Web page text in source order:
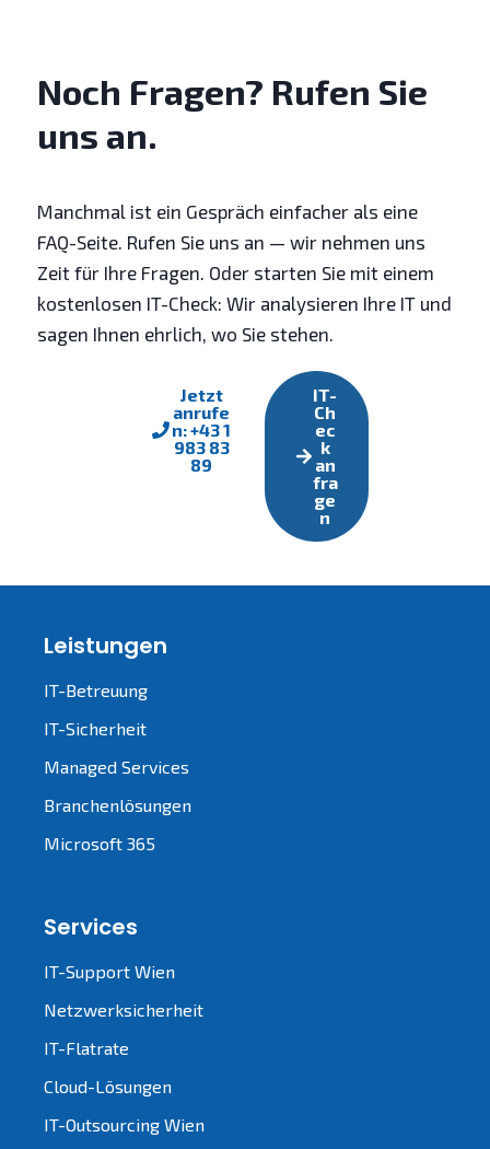
Noch Fragen? Rufen Sie
uns an.
Manchmal ist ein Gespräch einfacher als eine
FAQ-Seite. Rufen Sie uns an — wir nehmen uns
Zeit für Ihre Fragen. Oder starten Sie mit einem
kostenlosen IT-Check: Wir analysieren Ihre IT und
sagen Ihnen ehrlich, wo Sie stehen.
Jetzt
anrufe
n: +43 1
983 83
89
IT-
Ch
ec
k
an
fra
ge
n
Leistungen
IT-Betreuung
IT-Sicherheit
Managed Services
Branchenlösungen
Microsoft 365
Services
IT-Support Wien
Netzwerksicherheit
IT-Flatrate
Cloud-Lösungen
IT-Outsourcing Wien